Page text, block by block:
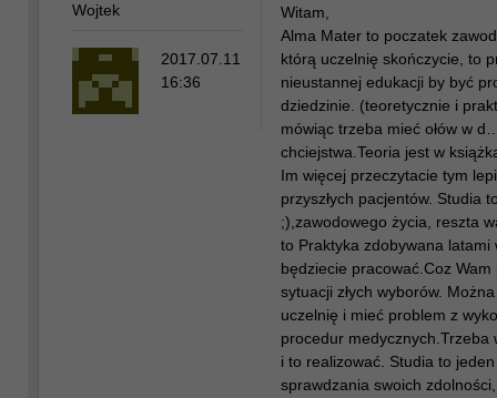
Witam,
Alma Mater to poczatek
którą uczelnię skończycie, to
nieustannej edukacji by być
dziedzinie. (teoretycznie i
mówiąc trzeba mieć ołów w
chciejstwa.Teoria jest w
Im więcej przeczytacie tym
przyszłych pacjentów. Studia
;),zawodowego życia, reszta
to Praktyka zdobywana latami
będziecie pracować.Coz
sytuacji złych wyborów.
uczelnię i mieć problem z
procedur medycznych.Trzeba
i to realizować. Studia to
sprawdzania swoich
Wojtek
2017.07.11
16:36